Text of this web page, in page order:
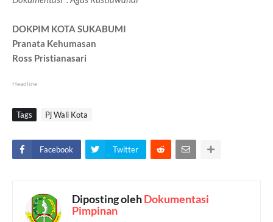
DOKPIM KOTA SUKABUMI
Pranata Kehumasan
Ross Pristianasari
Headline
Tags Pj Wali Kota
Facebook Twitter
Diposting olehDokumentasi
Pimpinan